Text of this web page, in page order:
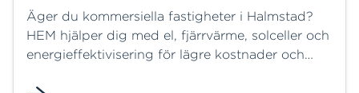
Äger du kommersiella fastigheter i Halmstad?
HEM hjälper dig med el, fjärrvärme, solceller och
energieffektivisering för lägre kostnader och